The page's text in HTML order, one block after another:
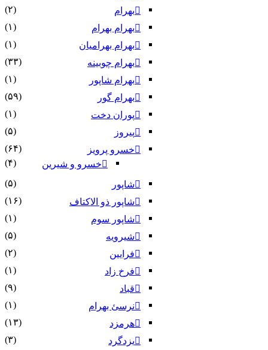
بهرام
(۲)
بهرام بهرام
(۱)
بهرام بهرامیان‏
(۱)
بهرام چوبینه
(۳۳)
بهرام شاپور
(۱)
بهرام گور
(۵۹)
پوران دخت
(۱)
پیروز
(۵)
خسرو پرویز
(۶۴)
خسرو و شیرین
(۴)
شاپور
(۵)
شاپور ذو الاکتاف
(۱۶)
شاپور سوم‏
(۱)
شیرویه
(۵)
فرایین
(۲)
فرخ زاد
(۱)
قباد
(۹)
نرسئ بهرام‏
(۱)
هرمزد
(۱۳)
یزدگرد
(۳)